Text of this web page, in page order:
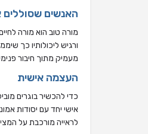
האנשים
מורה טוב הוא מורה
ורגיש ליכולותיו כך
מעמיק מתוך חיבור
העצמה אישית
כדי להכשיר בוגרים
אישי יחד עם יסודות
לראייה מורכבת על